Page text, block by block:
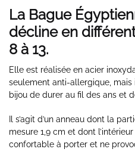
La Bague
décline en
8 à 13.
Elle est réalisée en acier
seulement anti-allergique,
bijou de durer au fil des ans et
Il s’agit d’un anneau dont la
mesure 1,9 cm et dont
confortable à porter et ne